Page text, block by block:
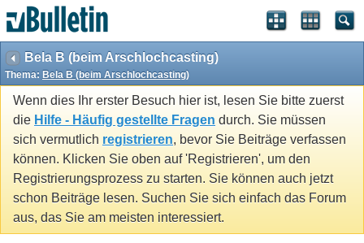
Bela B (beim Arschlochcasting)
Thema: Bela B (beim Arschlochcasting)
Wenn dies Ihr erster Besuch hier ist, lesen Sie bitte zuerst
die Hilfe - Häufig gestellte Fragen durch. Sie müssen
sich vermutlich registrieren, bevor Sie Beiträge verfassen
können. Klicken Sie oben auf 'Registrieren', um den
Registrierungsprozess zu starten. Sie können auch jetzt
schon Beiträge lesen. Suchen Sie sich einfach das Forum
aus, das Sie am meisten interessiert.